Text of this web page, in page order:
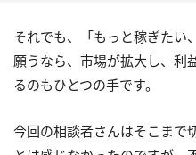
それでも、「もっと稼ぎたい
願うなら、市場が拡大し、利
るのもひとつの手です。
今回の相談者さんはそこまで